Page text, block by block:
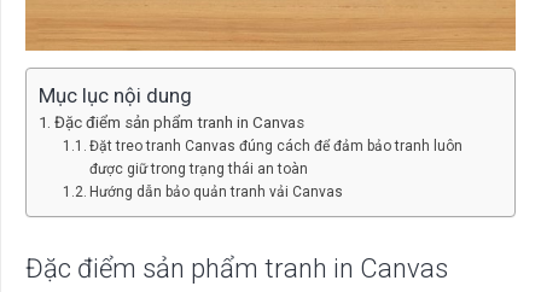
Mục lục nội dung
Đặc điểm sản phẩm tranh in Canvas
Đặt treo tranh Canvas đúng cách để đảm bảo tranh luôn
được giữ trong trạng thái an toàn
Hướng dẫn bảo quản tranh vải Canvas
Đặc điểm sản phẩm tranh in Canvas